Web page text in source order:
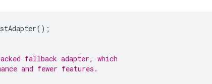
();
fallback adapter, which
and fewer features.